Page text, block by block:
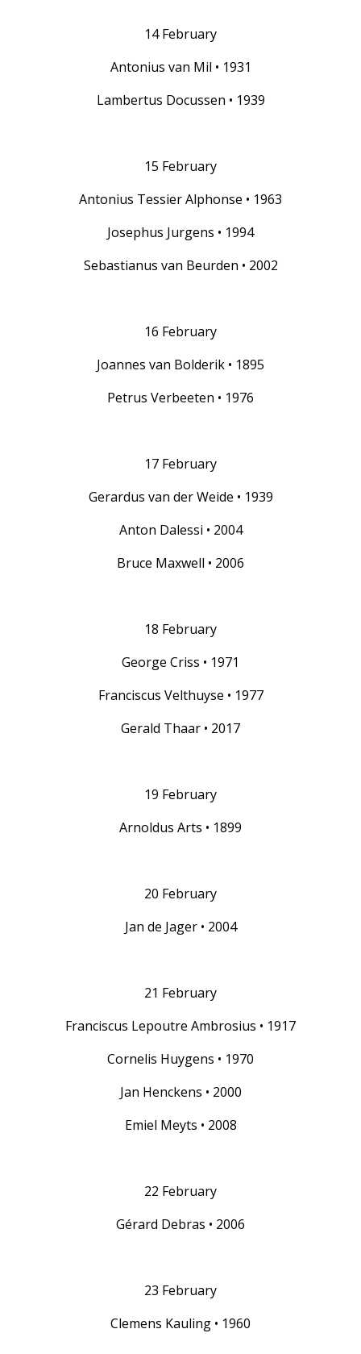
14 February
Antonius van Mil • 1931
Lambertus Docussen • 1939
15 February
Antonius Tessier Alphonse • 1963
Josephus Jurgens • 1994
Sebastianus van Beurden • 2002
16 February
Joannes van Bolderik • 1895
Petrus Verbeeten • 1976
17 February
Gerardus van der Weide • 1939
Anton Dalessi • 2004
Bruce Maxwell • 2006
18 February
George Criss • 1971
Franciscus Velthuyse • 1977
Gerald Thaar • 2017
19 February
Arnoldus Arts • 1899
20 February
Jan de Jager • 2004
21 February
Franciscus Lepoutre Ambrosius • 1917
Cornelis Huygens • 1970
Jan Henckens • 2000
Emiel Meyts • 2008
22 February
Gérard Debras • 2006
23 February
Clemens Kauling • 1960